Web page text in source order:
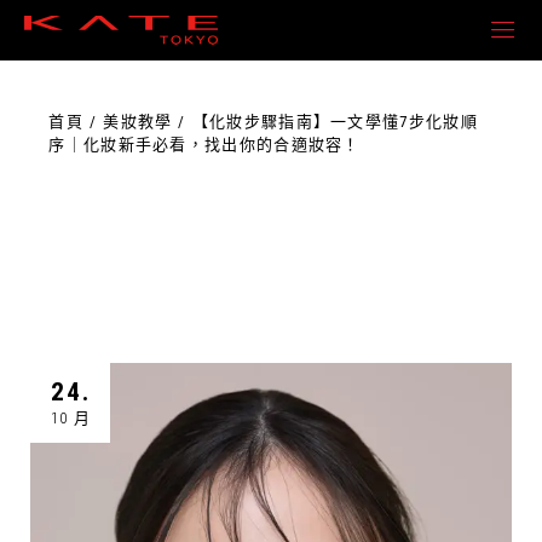
首頁 美妝教學
【化妝步驟指南】一文學懂7步化妝順
序｜化妝新手必看，找出你的合適妝容！
24.
10 月